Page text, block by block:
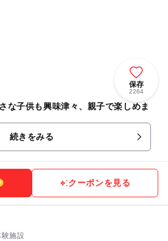
保存
2264
な子供も興味津々、親子で楽しめま
続きをみる
クーポンを見る
施設